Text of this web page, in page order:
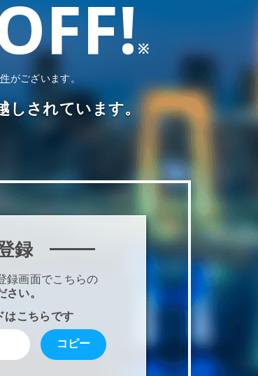
!※
がございます。
されています。
録
録画面でこちらの
い。
はこちらです
コピー